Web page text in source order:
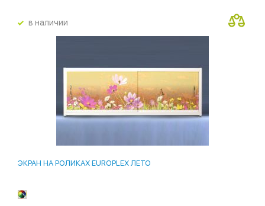
в наличии
ЭКРАН НА РОЛИКАХ EUROPLEX ЛЕТО